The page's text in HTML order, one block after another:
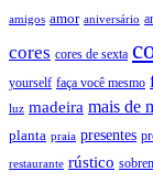
amigos amor aniversário
cores cores de sexta
yourself faça você mesmo
luz madeira mais de
planta praia presentes
restaurante rústico